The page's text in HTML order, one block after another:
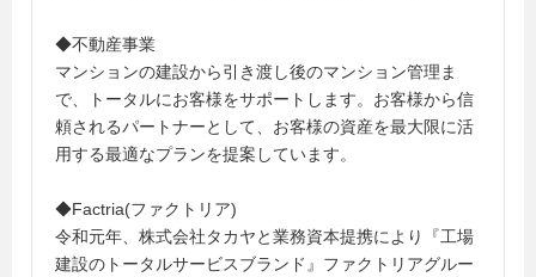
◆不動産事業
マンションの建設から引き渡し後のマンション管理ま
で、トータルにお客様をサポートします。お客様から信
頼されるパートナーとして、お客様の資産を最大限に活
用する最適なプランを提案しています。
◆Factria(ファクトリア)
令和元年、株式会社タカヤと業務資本提携により『工場
建設のトータルサービスブランド』ファクトリアグルー